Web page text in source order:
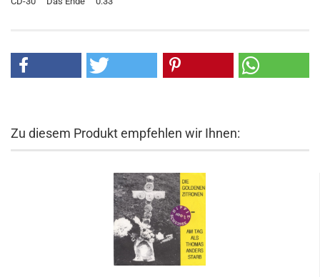
Zu diesem Produkt empfehlen wir Ihnen: